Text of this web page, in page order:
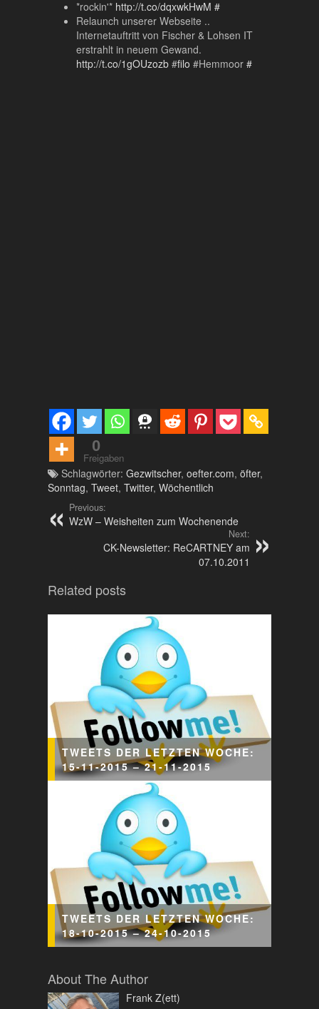
*rockin'* http://t.co/dqxwkHwM #
Relaunch unserer Webseite ..
Internetauftritt von Fischer & Lohsen IT
erstrahlt in neuem Gewand.
http://t.co/1gOUzozb #filo #Hemmoor#
0
Freigaben
Schlagwörter:Gezwitscher,oefter.com,öfter,
Sonntag,Tweet,Twitter,Wöchentlich
Previous:
WzW – Weisheiten zum Wochenende
Next:
CK-Newsletter: ReCARTNEY am
07.10.2011
Related posts
TWEETS DER LETZTEN WOCHE:
15-11-2015 – 21-11-2015
TWEETS DER LETZTEN WOCHE:
18-10-2015 – 24-10-2015
About The Author
Frank Z(ett)